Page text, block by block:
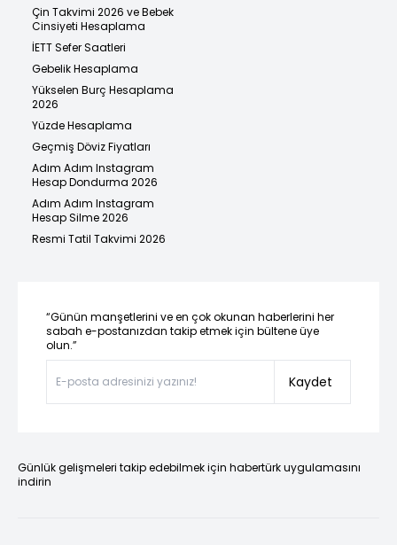
Çin Takvimi 2026 ve Bebek
Cinsiyeti Hesaplama
İETT Sefer Saatleri
Gebelik Hesaplama
Yükselen Burç Hesaplama
2026
Yüzde Hesaplama
Geçmiş Döviz Fiyatları
Adım Adım Instagram
Hesap Dondurma 2026
Adım Adım Instagram
Hesap Silme 2026
Resmi Tatil Takvimi 2026
“Günün manşetlerini ve en çok okunan haberlerini her
sabah e-postanızdan takip etmek için bültene üye
olun.”
Kaydet
Günlük gelişmeleri takip edebilmek için habertürk uygulamasını
indirin